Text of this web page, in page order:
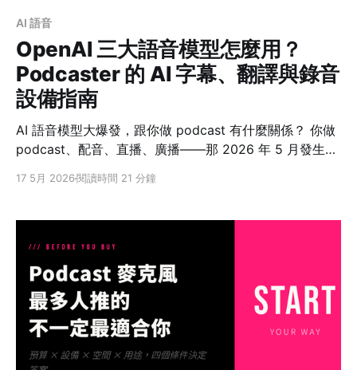
AI 語音
OpenAI 三大語音模型怎麼用？
Podcaster 的 AI 字幕、翻譯與錄音
設備指南
AI 語音模型大爆發，跟你做 podcast 有什麼關係？ 你做
podcast、配音、直播、廣播——那 2026 年 5 月發生的
場： * 5/7 OpenAI 一次發 3 個音訊 API 模型——即時對
5/12 Meta 又把 Muse Spark
17 5月 2026閱讀時間 21 分鐘